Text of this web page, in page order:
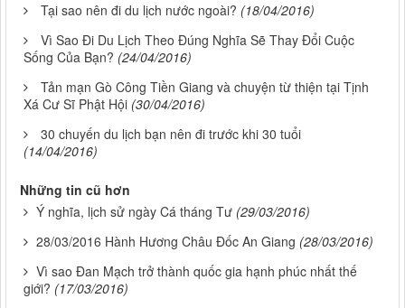
Tại sao nên đi du lịch nước ngoài? (18/04/2016)
Vì Sao Đi Du Lịch Theo Đúng Nghĩa Sẽ Thay Đổi Cuộc
Sống Của Bạn? (24/04/2016)
Tản mạn Gò Công Tiền Giang và chuyện từ thiện tại Tịnh
Xá Cư Sĩ Phật Hội (30/04/2016)
30 chuyến du lịch bạn nên đi trước khi 30 tuổi
(14/04/2016)
Những tin cũ hơn
Ý nghĩa, lịch sử ngày Cá tháng Tư (29/03/2016)
28/03/2016 Hành Hương Châu Đốc An Giang (28/03/2016)
Vì sao Đan Mạch trở thành quốc gia hạnh phúc nhất thế
giới? (17/03/2016)